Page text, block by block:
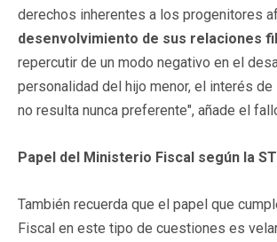
derechos inherentes a los progenitores
desenvolvimiento de sus relaciones
repercutir de un modo negativo en el
personalidad del hijo menor, el interés
no resulta nunca preferente", añade el
Papel del Ministerio Fiscal según la
También recuerda que el papel que
Fiscal en este tipo de cuestiones es